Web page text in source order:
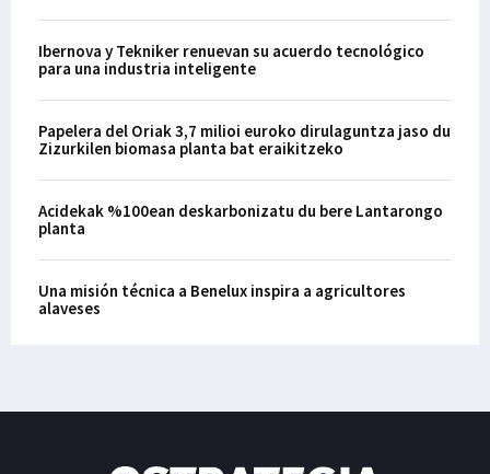
Ibernova y Tekniker renuevan su acuerdo tecnológico
para una industria inteligente
Papelera del Oriak 3,7 milioi euroko dirulaguntza jaso du
Zizurkilen biomasa planta bat eraikitzeko
Acidekak %100ean deskarbonizatu du bere Lantarongo
planta
Una misión técnica a Benelux inspira a agricultores
alaveses